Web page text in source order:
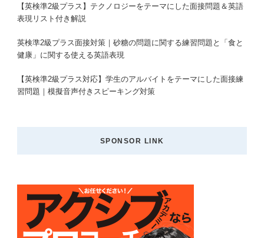
【英検準2級プラス】テクノロジーをテーマにした面接問題＆英語
表現リスト付き解説
英検準2級プラス面接対策｜砂糖の問題に関する練習問題と「食と
健康」に関する使える英語表現
【英検準2級プラス対応】学生のアルバイトをテーマにした面接練
習問題｜模擬音声付きスピーキング対策
SPONSOR LINK